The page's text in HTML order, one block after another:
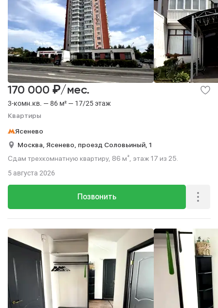
3-комн.кв. — 86 м² — 17/25 этаж
Квартиры
170 000 ₽/мес.
Ясенево
Москва, Ясенево, проезд Соловьиный, 1
Сдам трехкомнатную квартиру, 86 м², этаж 17 из 25.
Позвонить
5 августа 2026